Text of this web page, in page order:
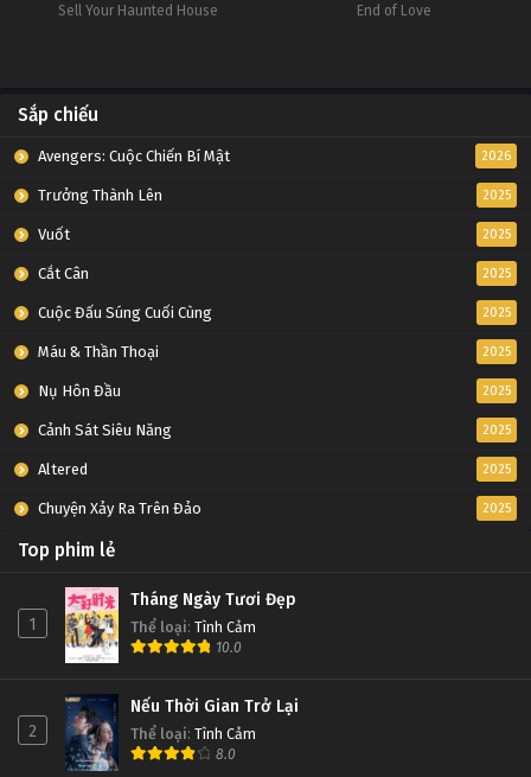
Sell Your Haunted House End of Love
Sắp chiếu
Avengers: Cuộc Chiến Bí Mật 2026
Trưởng Thành Lên 2025
Vuốt 2025
Cắt Cân 2025
Cuộc Đấu Súng Cuối Cùng 2025
Máu & Thần Thoại 2025
Nụ Hôn Đầu 2025
Cảnh Sát Siêu Năng 2025
Altered 2025
Chuyện Xảy Ra Trên Đảo 2025
Top phim lẻ
1
Tháng Ngày Tươi Đẹp
Thể loại: Tình Cảm
10.0
2
Nếu Thời Gian Trở Lại
Thể loại: Tình Cảm
8.0